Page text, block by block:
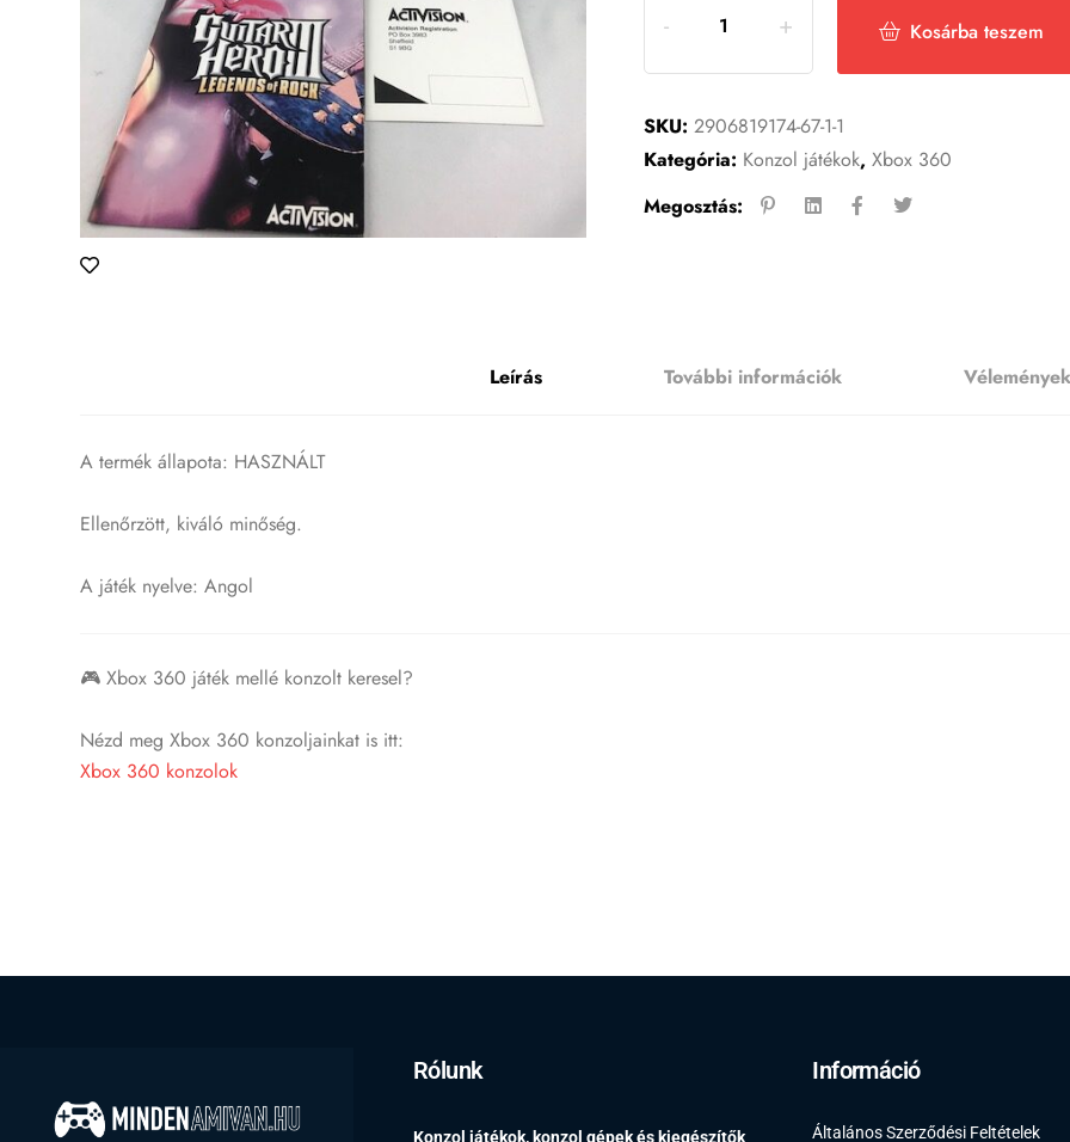
Kosárba teszem
SKU: 2906819174-67-1-1
Kategória: Konzol játékok, Xbox 360
Megosztás:
Leírás További információk
A termék állapota: HASZNÁLT
Ellenőrzött, kiváló minőség.
A játék nyelve: Angol
🎮 Xbox 360 játék mellé konzolt keresel?
Nézd meg Xbox 360 konzoljainkat is itt:
Xbox 360 konzolok
Rólunk
Konzol játékok, konzol gépek és kiegészítők
Információ
Általános Szerződési Feltételek